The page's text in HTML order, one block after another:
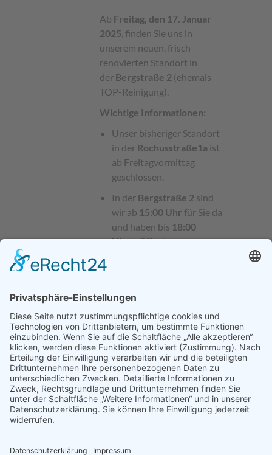
Ab Freitag, den 17. Januar
2025, finden Sie uns in
unserem neuen, frisch
renovierten Standort in
der Bergstraße 2 (ehemals
TOP-Reinigung).
Wichtige Informationen:
Unser bisheriger Standort
in der Rochusstraße1a ist
ab Freitagvormittag
geschlossen.
In der Bergstraße 2 sind
wir ab 15:00 Uhr für Sie da
und haben bis 18:00
Uhrgeöffnet.
Wir freuen uns darauf, Sie in
Räumlichkeiten willkommen
zu heißen. Besuchen Sie uns
und erleben Sie Textilservice
Petri mit gewohntem Service
in modernem Ambiente.
Ihr Team von Textilservice
Petri